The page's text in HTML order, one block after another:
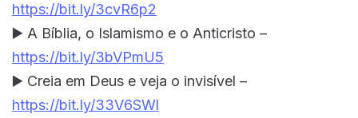
https://bit.ly/3cvR6p2
▶️ A Bíblia, o Islamismo e o Anticristo –
https://bit.ly/3bVPmU5
▶️ Creia em Deus e veja o invisível –
https://bit.ly/33V6SWl